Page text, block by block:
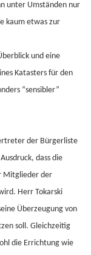
unter Umständen nur
kaum etwas zur
und eine
Katasters für den
“sensibler”
der Bürgerliste
dass die
Mitglieder der
Herr Tokarski
Überzeugung von
soll. Gleichzeitig
die Errichtung wie